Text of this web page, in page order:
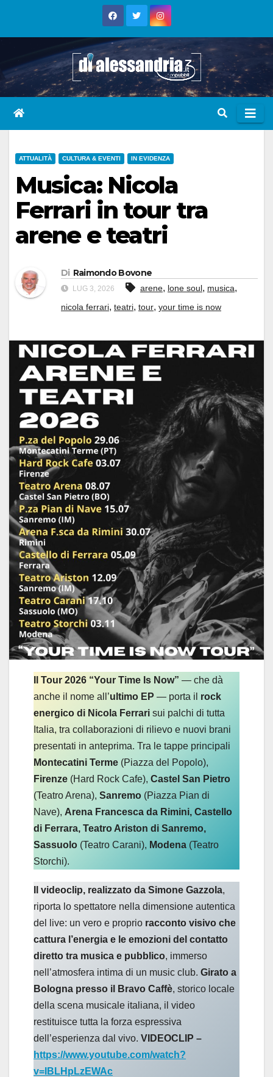
ATTUALITÀ CULTURA & EVENTI IN EVIDENZA
Musica: Nicola
Ferrari in tour tra
arene e teatri
Di Raimondo Bovone
LUG 3, 2026 arene, lone soul, musica,
nicola ferrari, teatri, tour, your time is now
Il Tour 2026 “Your Time Is Now” — che dà
anche il nome all’ultimo EP — porta il rock
energico di Nicola Ferrari sui palchi di tutta
Italia, tra collaborazioni di rilievo e nuovi brani
presentati in anteprima. Tra le tappe principali
Montecatini Terme (Piazza del Popolo),
Firenze (Hard Rock Cafe), Castel San Pietro
(Teatro Arena), Sanremo (Piazza Pian di
Nave), Arena Francesca da Rimini, Castello
di Ferrara, Teatro Ariston di Sanremo,
Sassuolo (Teatro Carani), Modena (Teatro
Storchi).
Il videoclip, realizzato da Simone Gazzola,
riporta lo spettatore nella dimensione autentica
del live: un vero e proprio racconto visivo che
cattura l’energia e le emozioni del contatto
diretto tra musica e pubblico, immerso
nell’atmosfera intima di un music club. Girato a
Bologna presso il Bravo Caffè, storico locale
della scena musicale italiana, il video
restituisce tutta la forza espressiva
dell’esperienza dal vivo. VIDEOCLIP –
https://www.youtube.com/watch?
v=IBLHpLzEWAc